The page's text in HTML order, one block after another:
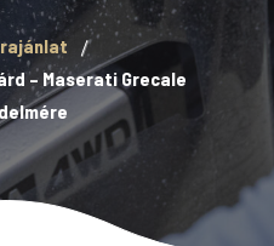
– Maserati Grecale